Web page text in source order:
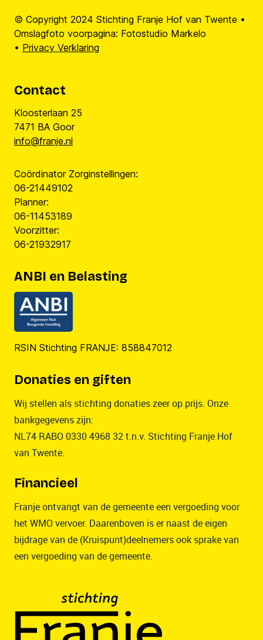
© Copyright 2024 Stichting Franje Hof van Twente •
Omslagfoto voorpagina: Fotostudio Markelo
• Privacy Verklaring
Contact
Kloosterlaan 25
7471 BA Goor
info@franje.nl
Coördinator Zorginstellingen:
06-21449102
Planner:
06-11453189
Voorzitter:
06-21932917
ANBI en Belasting
RSIN Stichting FRANJE: 858847012
Donaties en giften
Wij stellen als stichting donaties zeer op prijs. Onze
bankgegevens zijn:
NL74 RABO 0330 4968 32 t.n.v. Stichting Franje Hof
van Twente.
Financieel
Franje ontvangt van de gemeente een vergoeding voor
het WMO vervoer. Daarenboven is er naast de eigen
bijdrage van de (Kruispunt)deelnemers ook sprake van
een vergoeding van de gemeente.